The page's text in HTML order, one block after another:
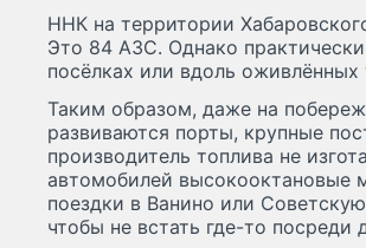
ННК на территории
Это 84 АЗС. Однако
посёлках или вдоль оживлённых
Таким образом, даже на
развиваются порты, крупные
производитель топлива не
автомобилей высокооктановые
поездки в Ванино или
чтобы не встать где-то посреди